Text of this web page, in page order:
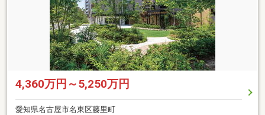
4,360万円～5,250万円
愛知県名古屋市名東区藤里町